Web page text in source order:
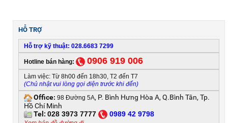
HỖ TRỢ
Hỗ trợ kỹ thuật: 028.6683 7299
Hotline bán hàng: 0906 919 006
Làm việc: Từ 8h00 đến 18h30, T2 đến T7
(Chủ nhật vui lòng gọi điện trước khi đến)
Office: 98 Đường 5A, P. Bình Hưng Hòa A, Q.Bình Tân, Tp.
Hồ Chí Minh
Tel: 028 3973 7777 0989 42 9798